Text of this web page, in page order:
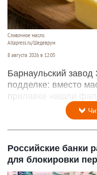
Сливочное масло.
Altapress.ru/Шедеврум
8 августа 2026 в 12:05
Барнаульский завод
подделке: вместо
прилавке нашли
Российские банки
для блокировки